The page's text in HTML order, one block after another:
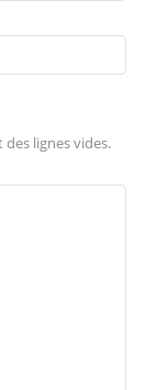
lignes vides.